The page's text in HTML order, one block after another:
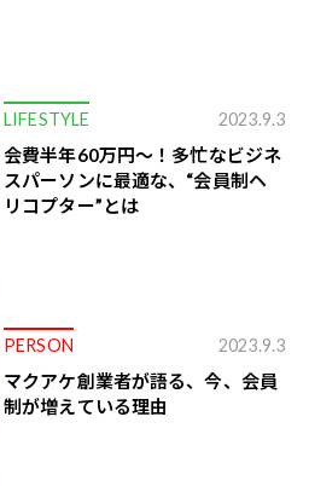
LIFESTYLE 2023.9.3
会費半年60万円〜！多忙なビジネ
スパーソンに最適な、“会員制ヘ
リコプター”とは
PERSON 2023.9.3
マクアケ創業者が語る、今、会員
制が増えている理由